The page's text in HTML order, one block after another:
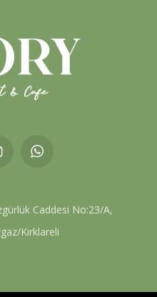
Caddesi No:23/A,
Kırklareli